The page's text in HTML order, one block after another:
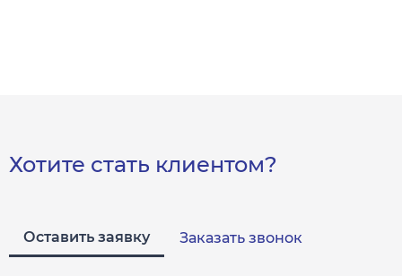
Хотите стать клиентом?
Оставить заявку Заказать звонок